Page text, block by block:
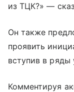
из ТЦК?» —
Он также
проявить
вступив в ряды
Комментируя